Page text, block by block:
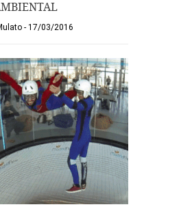
17/03/2016